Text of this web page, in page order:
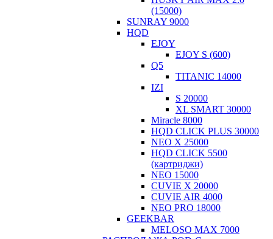
(15000)
SUNRAY 9000
HQD
EJOY
EJOY S (600)
Q5
TITANIC 14000
IZI
S 20000
XL SMART 30000
Miracle 8000
HQD CLICK PLUS 30000
NEO X 25000
HQD CLICK 5500
(картриджи)
NEO 15000
CUVIE X 20000
CUVIE AIR 4000
NEO PRO 18000
GEEKBAR
MELOSO MAX 7000